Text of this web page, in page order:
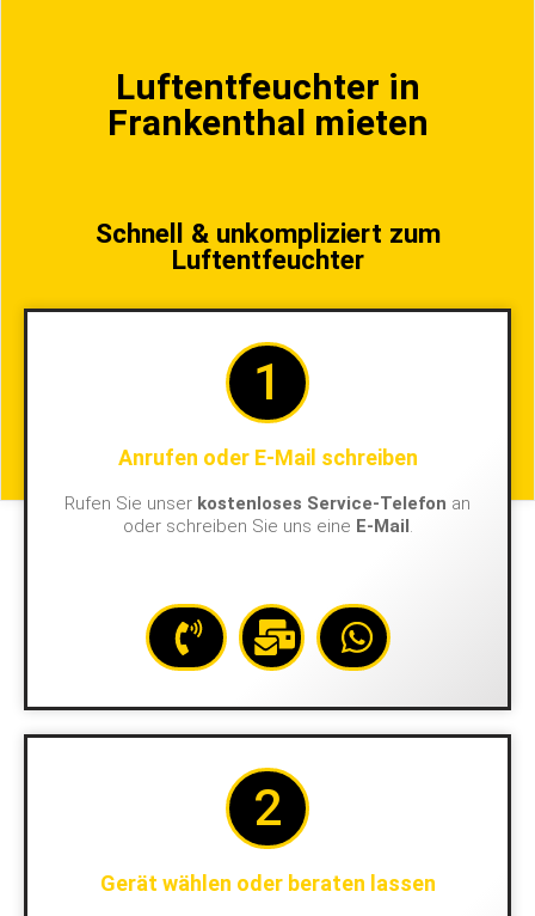
Luftentfeuchter in
Frankenthal mieten
Schnell & unkompliziert zum
Luftentfeuchter
1
Anrufen oder E-Mail schreiben
Rufen Sie unser kostenloses Service-Telefon an
oder schreiben Sie uns eine E-Mail.
2
Gerät wählen oder beraten lassen